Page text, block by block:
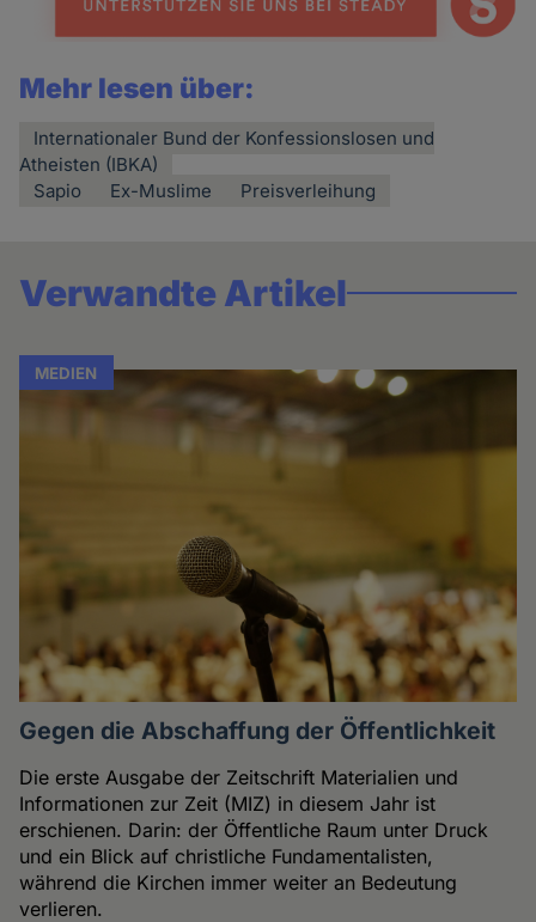
Mehr lesen über:
Internationaler Bund der Konfessionslosen und
Atheisten (IBKA)
Sapio
Ex-Muslime Preisverleihung
Verwandte Artikel
MEDIEN
Gegen die Abschaffung der Öffentlichkeit
Die erste Ausgabe der Zeitschrift Materialien und
Informationen zur Zeit (MIZ) in diesem Jahr ist
erschienen. Darin: der Öffentliche Raum unter Druck
und ein Blick auf christliche Fundamentalisten,
während die Kirchen immer weiter an Bedeutung
verlieren.